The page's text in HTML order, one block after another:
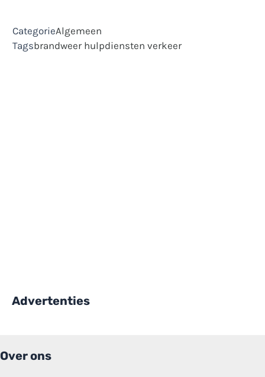
CategorieAlgemeen
Tagsbrandweer hulpdiensten verkeer
Advertenties
Over ons